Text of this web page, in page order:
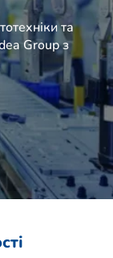
та
Group з